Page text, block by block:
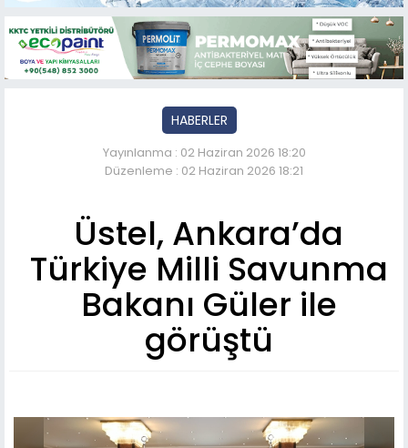
HABERLER
Yayınlanma : 02 Haziran 2026 18:20
Düzenleme : 02 Haziran 2026 18:21
Üstel, Ankara’da
Türkiye Milli Savunma
Bakanı Güler ile
görüştü